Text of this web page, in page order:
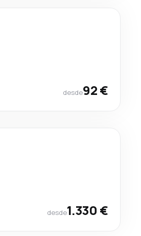
desde92 €
desde1.330 €